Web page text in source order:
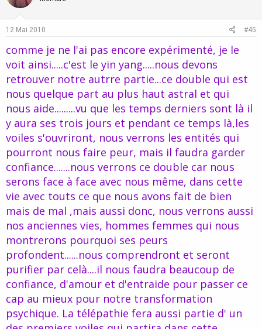
e
12 Mai 2010 #45
comme je ne l'ai pas encore expérimenté, je le
voit ainsi.....c'est le yin yang.....nous devons
retrouver notre autrre partie...ce double qui est
nous quelque part au plus haut astral et qui
nous aide.........vu que les temps derniers sont là il
y aura ses trois jours et pendant ce temps là,les
voiles s'ouvriront, nous verrons les entités qui
pourront nous faire peur, mais il faudra garder
confiance.......nous verrons ce double car nous
serons face à face avec nous même, dans cette
vie avec touts ce que nous avons fait de bien
mais de mal ,mais aussi donc, nous verrons aussi
nos anciennes vies, hommes femmes qui nous
montrerons pourquoi ses peurs
profondent......nous comprendront et seront
purifier par celà....il nous faudra beaucoup de
confiance, d'amour et d'entraide pour passer ce
cap au mieux pour notre transformation
psychique. La télépathie fera aussi partie d' un